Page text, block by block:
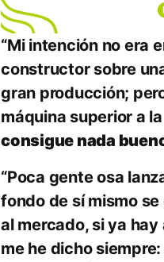
“Mi intención no era
constructor sobre
gran producción;
máquina superior a
consigue nada
“Poca gente osa
fondo de sí mismo
al mercado, si ya hay
me he dicho siempre: